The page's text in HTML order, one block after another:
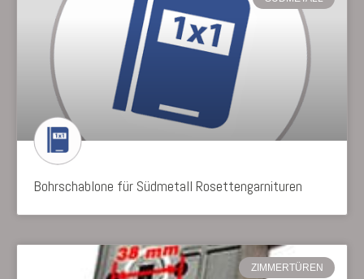
Bohrschablone für Südmetall Rosettengarnituren
ZIMMERTÜREN